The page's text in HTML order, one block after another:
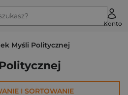
Konto
Myśli Politycznej
I SORTOWANIE